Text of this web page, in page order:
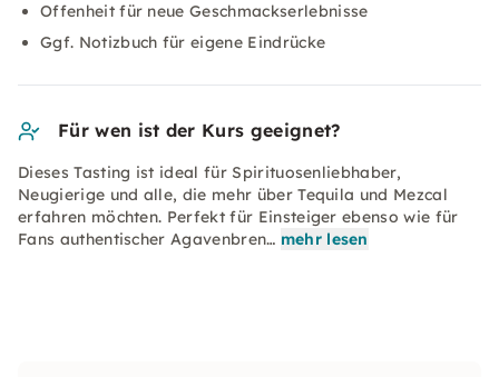
Offenheit für neue Geschmackserlebnisse
Ggf. Notizbuch für eigene Eindrücke
Für wen ist der Kurs geeignet?
Dieses Tasting ist ideal für Spirituosenliebhaber,
Neugierige und alle, die mehr über Tequila und Mezcal
erfahren möchten. Perfekt für Einsteiger ebenso wie für
Fans authentischer Agavenbren… mehr lesen